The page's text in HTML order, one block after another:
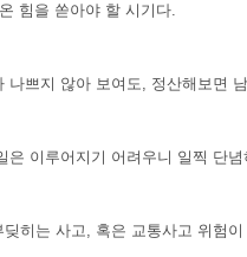
힘을 쏟아야 할 시기다.
나쁘지 않아 보여도, 정산해보면
은 이루어지기 어려우니 일찍 단
딪히는 사고, 혹은 교통사고 위험